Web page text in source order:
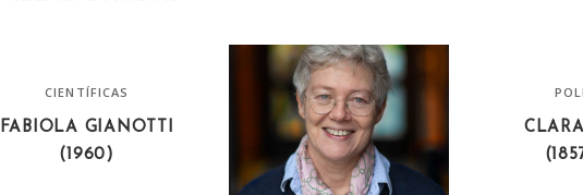
CIENTÍFICAS
FABIOLA GIANOTTI
(1960)